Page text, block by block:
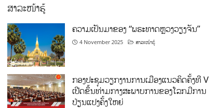
ສາລະໜ້າຮູ້
ຄວາມເປັນມາຂອງ “ພຣະທາດຫຼວງວຽງຈັນ”
4 November 2025 ສາລະໜ້າຮູ້
ກອງປະຊຸມວຽກງານການເມືອງແນວຄິດຄັ້ງທີ V
ເປີດຂຶ້ນທ່າມກາງສະພາບການຂອງໂລກມີການ
ປ່ຽນແປງຄັ້ງໃຫຍ່